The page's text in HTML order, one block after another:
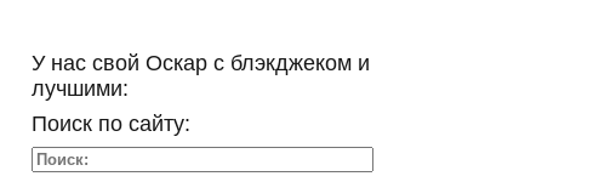
У нас свой Оскар с блэкджеком и
лучшими:
Поиск по сайту: